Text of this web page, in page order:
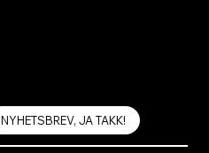
NYHETSBREV, JA TAKK!